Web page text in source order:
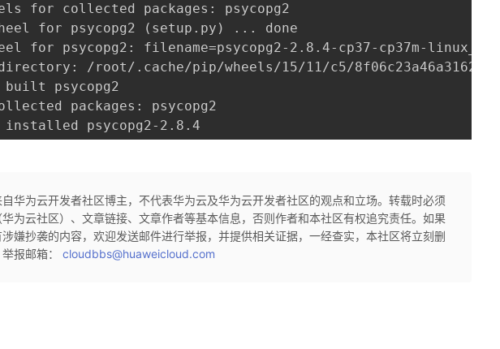
for collected packages: psycopg2
for psycopg2 (setup.py) ... done
for psycopg2: filename=psycopg2-2.8.4-cp37-cp37m-
/root/.cache/pip/wheels/15/11/c5/
built psycopg2
packages: psycopg2
installed psycopg2-2.8.4
自华为云开发者社区博主，不代表华为云及华为云开发者社区的观点和立场。转载时必须
为云社区）、文章链接、文章作者等基本信息，否则作者和本社区有权追究责任。如果
嫌抄袭的内容，欢迎发送邮件进行举报，并提供相关证据，一经查实，本社区将立刻删
举报邮箱：cloudbbs@huaweicloud.com